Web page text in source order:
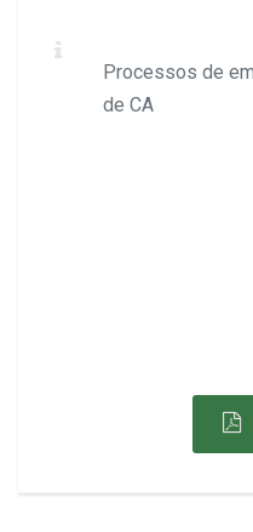
Processos de
de CA